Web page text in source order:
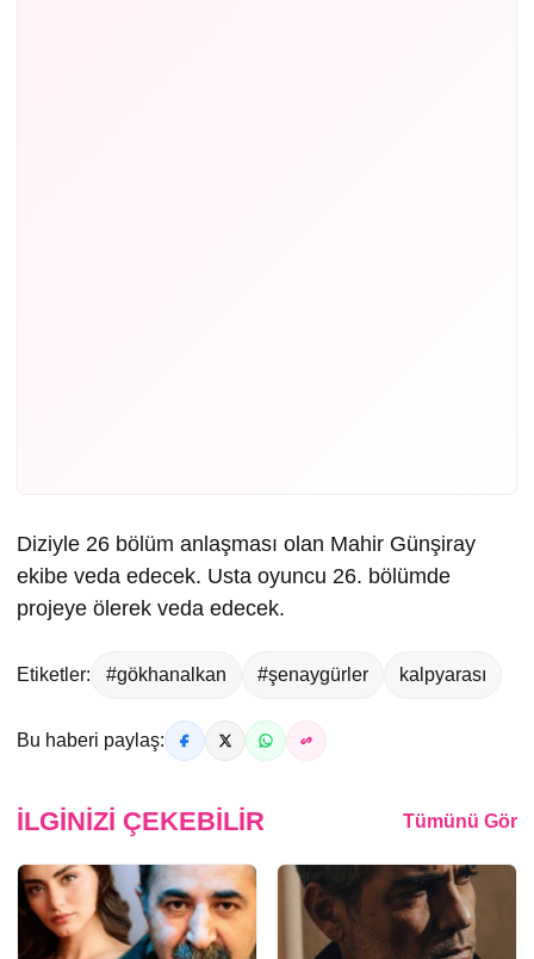
Diziyle 26 bölüm anlaşması olan Mahir Günşiray
ekibe veda edecek. Usta oyuncu 26. bölümde
projeye ölerek veda edecek.
Etiketler: #gökhanalkan #şenaygürler kalpyarası
Bu haberi paylaş:
İLGINIZI ÇEKEBILIR Tümünü Gör